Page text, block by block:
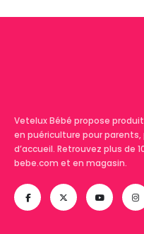
Vetelux Bébé propose
en puériculture pour
d’accueil. Retrouvez plus de
bebe.com et en magasin.